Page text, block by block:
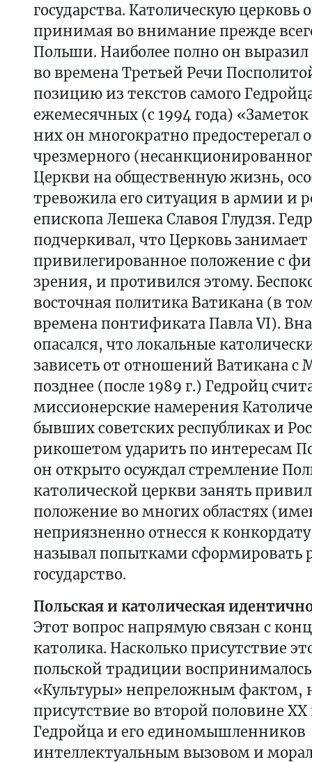
государства. Католическую церковь
принимая во внимание прежде
Польши. Наиболее полно он
во времена Третьей Речи
позицию из текстов самого
ежемесячных (с 1994 года) «Заметок
них он многократно предостерегал
чрезмерного
Церкви на общественную жизнь,
тревожила его ситуация в армии и
епископа Лешека Славоя Глудзя.
подчеркивал, что Церковь занимает
привилегированное положение с
зрения, и противился этому.
восточная политика Ватикана (в
времена понтификата Павла VI).
опасался, что локальные
зависеть от отношений Ватикана с
позднее (после 1989 г.) Гедройц
миссионерские намерения
бывших советских республиках и
рикошетом ударить по интересам
он открыто осуждал стремление
католической церкви занять
положение во многих областях
неприязненно отнесся к конкордату
называл попытками сформировать
государство.
Польская и католическая
Этот вопрос напрямую связан с
католика. Насколько присутствие
польской традиции воспринималось
«Культуры» непреложным фактом,
присутствие во второй половине XX
Гедройца и его единомышленников
интеллектуальным вызовом и